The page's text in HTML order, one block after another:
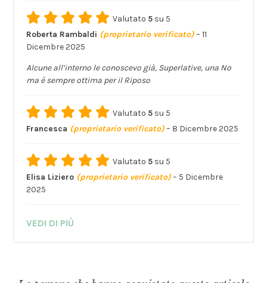
Valutato 5 su 5
Roberta Rambaldi (proprietario verificato) – 11
Dicembre 2025
Alcune all’interno le conoscevo già, Superlative, una No
ma è sempre ottima per il Riposo
Valutato 5 su 5
Francesca (proprietario verificato) – 8 Dicembre 2025
Valutato 5 su 5
Elisa Liziero (proprietario verificato) – 5 Dicembre
2025
VEDI DI PIÙ